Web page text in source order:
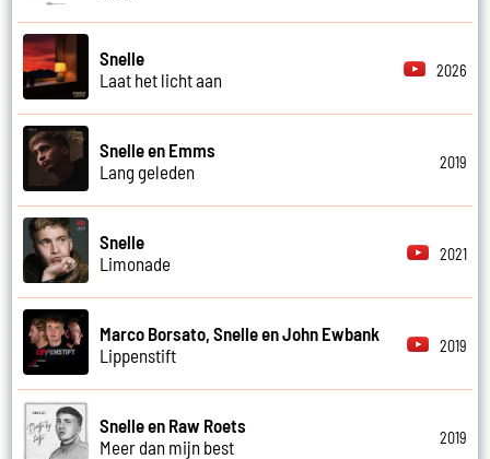
Snelle
Laat het licht aan
2026
Snelle en Emms
Lang geleden
2019
Snelle
Limonade
2021
Marco Borsato, Snelle en John Ewbank
Lippenstift
2019
Snelle en Raw Roets
Meer dan mijn best
2019